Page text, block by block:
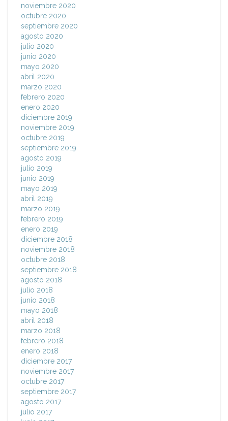
noviembre 2020
octubre 2020
septiembre 2020
agosto 2020
julio 2020
junio 2020
mayo 2020
abril 2020
marzo 2020
febrero 2020
enero 2020
diciembre 2019
noviembre 2019
octubre 2019
septiembre 2019
agosto 2019
julio 2019
junio 2019
mayo 2019
abril 2019
marzo 2019
febrero 2019
enero 2019
diciembre 2018
noviembre 2018
octubre 2018
septiembre 2018
agosto 2018
julio 2018
junio 2018
mayo 2018
abril 2018
marzo 2018
febrero 2018
enero 2018
diciembre 2017
noviembre 2017
octubre 2017
septiembre 2017
agosto 2017
julio 2017